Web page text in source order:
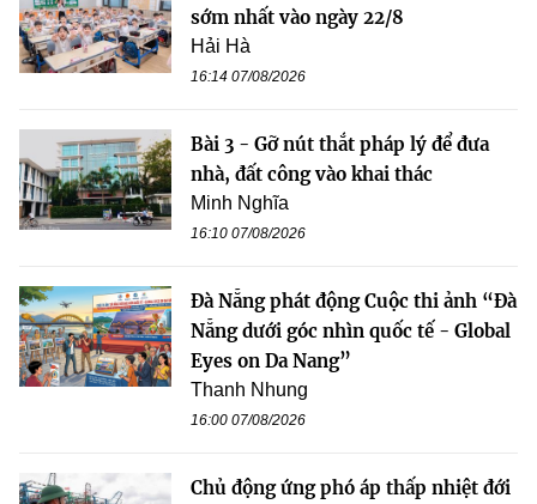
sớm nhất vào ngày 22/8
Hải Hà
16:14 07/08/2026
Bài 3 - Gỡ nút thắt pháp lý để đưa
nhà, đất công vào khai thác
Minh Nghĩa
16:10 07/08/2026
Đà Nẵng phát động Cuộc thi ảnh “Đà
Nẵng dưới góc nhìn quốc tế - Global
Eyes on Da Nang”
Thanh Nhung
16:00 07/08/2026
Chủ động ứng phó áp thấp nhiệt đới